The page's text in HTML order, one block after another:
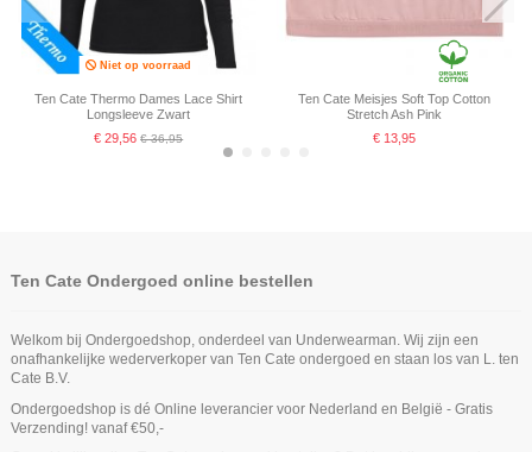
Ten Cate Meisjes Shorts 2Pack
Cotton Stretch Black
€ 19,95
Ten Cate Meisjes Shorts 2Pack
Niet op voorraad
Ten Cate Thermo Dames Lace Shirt
Longsleeve Zwart
€ 29,56€ 36,95
Ten Cate Meisjes Soft Top Cotton
Stretch Ash Pink
€ 13,95
Product is beschikbaar met verschillende opties
Ten Cate Ondergoed online bestellen
Welkom bij Ondergoedshop, onderdeel van Underwearman. Wij zijn een
onafhankelijke wederverkoper van Ten Cate ondergoed en staan los van L. ten
Cate B.V.
Ondergoedshop is dé Online leverancier voor Nederland en België - Gratis
Verzending! vanaf €50,-